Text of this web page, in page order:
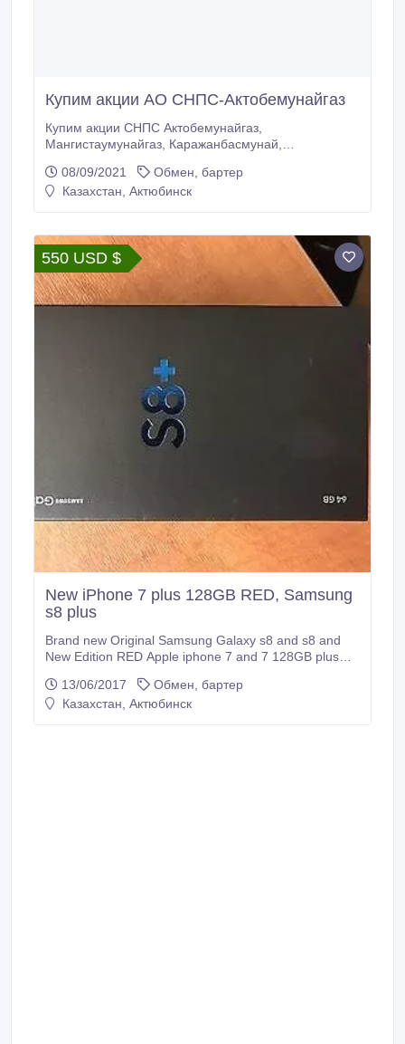
Купим акции АО СНПС-Актобемунайгаз
Купим акции СНПС Актобемунайгаз,
Мангистаумунайгаз, Каражанбасмунай,
расчет.
08/09/2021
Обмен, бартер
Казахстан, Актюбинск
550 USD $
New iPhone 7 plus 128GB RED, Samsung
s8 plus
Brand new Original Samsung Galaxy s8 and s8 and
New Edition RED Apple iphone 7 and 7 128GB plus
contact us. Whatsapp CHAT or Call : 14309010532 or
0014309010532 Email address:
13/06/2017
Обмен, бартер
Казахстан, Актюбинск